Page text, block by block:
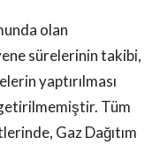
olan
sürelerinin takibi,
yaptırılması
Tüm
Gaz Dağıtım